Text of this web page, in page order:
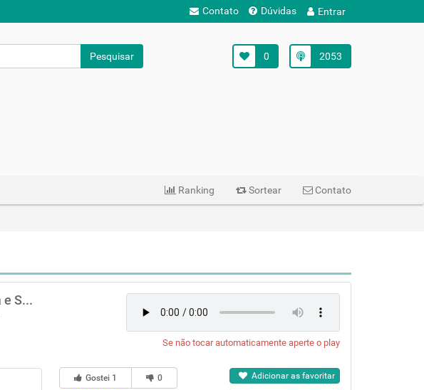
Contato Dúvidas Entrar
Pesquisar 2053
0
Ranking Sortear Contato
Pagode Pra Valer Samba e Show
Se não tocar automaticamente aperte o play
Gostei 1 0 Adicionar as favoritar